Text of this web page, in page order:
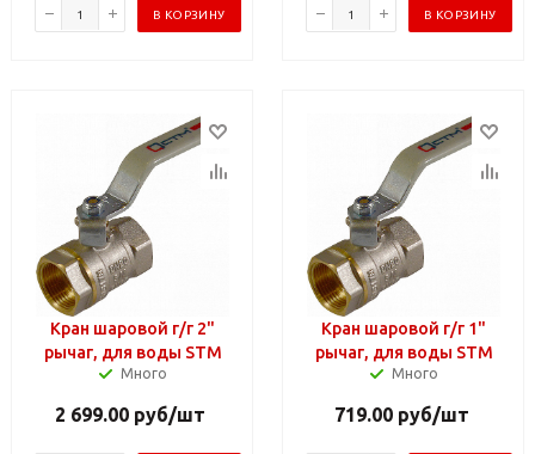
В КОРЗИНУ В КОРЗИНУ
Кран шаровой г/г 2"
рычаг, для воды STM
Много
2 699.00 руб/шт
Кран шаровой г/г 1"
рычаг, для воды STM
Много
719.00руб/шт